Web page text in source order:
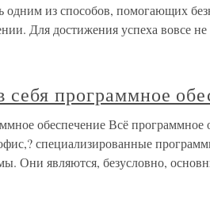
из способов, помогающих
Для достижения успеха вовсе не
программное
обеспечение Всё
специализированные
Они являются, безусловно,